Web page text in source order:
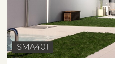
SMA401